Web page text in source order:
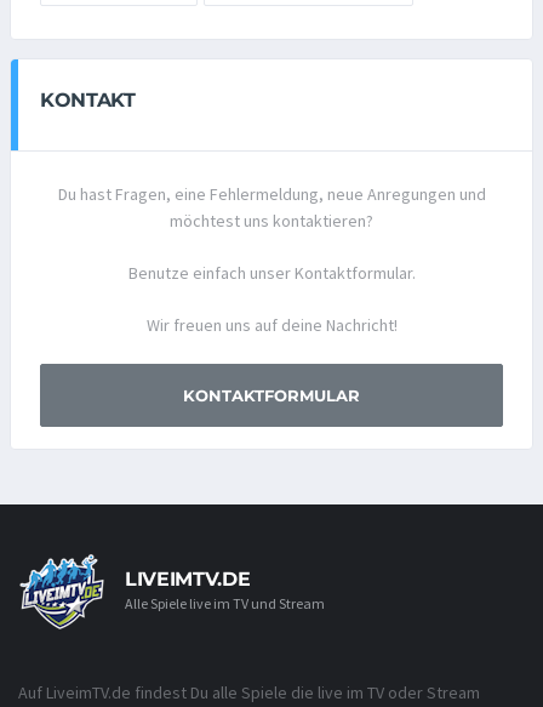
KONTAKT
Du hast Fragen, eine Fehlermeldung, neue Anregungen und
möchtest uns kontaktieren?
Benutze einfach unser Kontaktformular.
Wir freuen uns auf deine Nachricht!
KONTAKTFORMULAR
LIVEIMTV.DE
Alle Spiele live im TV und Stream
Auf LiveimTV.de findest Du alle Spiele die live im TV oder Stream